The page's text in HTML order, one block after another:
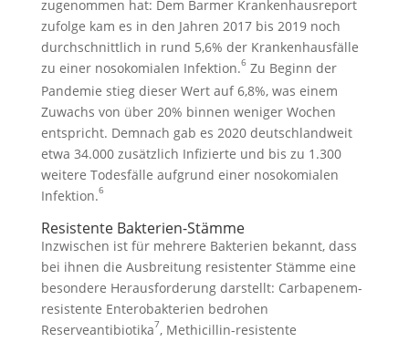
zugenommen hat: Dem Barmer Krankenhausreport
zufolge kam es in den Jahren 2017 bis 2019 noch
durchschnittlich in rund 5,6% der Krankenhausfälle
zu einer nosokomialen Infektion.6Zu Beginn der
Pandemie stieg dieser Wert auf 6,8%, was einem
Zuwachs von über 20% binnen weniger Wochen
entspricht. Demnach gab es 2020 deutschlandweit
etwa 34.000 zusätzlich Infizierte und bis zu 1.300
weitere Todesfälle aufgrund einer nosokomialen
Infektion.6
Resistente Bakterien-Stämme
Inzwischen ist für mehrere Bakterien bekannt, dass
bei ihnen die Ausbreitung resistenter Stämme eine
besondere Herausforderung darstellt: Carbapenem-
resistente Enterobakterien bedrohen
Reserveantibiotika7, Methicillin-resistente